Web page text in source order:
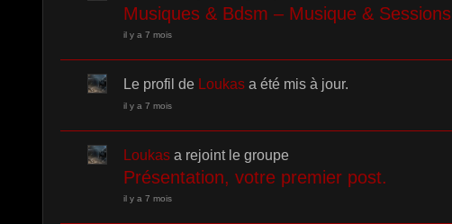
Musiques & Bdsm – Musique & Sessions
il y a 7 mois
Le profil de Loukas a été mis à jour.
il y a 7 mois
Loukas a rejoint le groupe
Présentation, votre premier post.
il y a 7 mois